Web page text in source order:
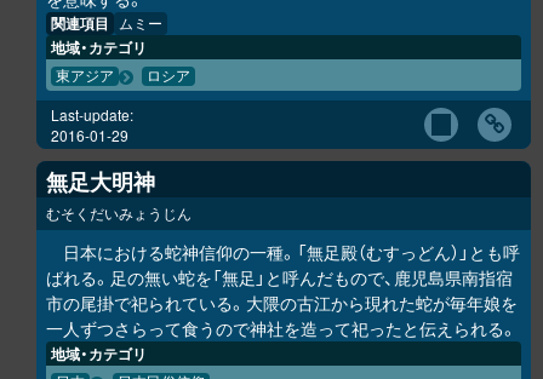
関連項目 ムミー
地域・カテゴリ
東アジア ロシア
Last-update:
2016-01-29
無足大明神
むそくだいみょうじん
日本における蛇神信仰の一種。「無足殿（むすっどん）」とも呼
ばれる。足の無い蛇を「無足」と呼んだもので、鹿児島県南指宿
市の尾掛で祀られている。大隈の古江から現れた蛇が毎年娘を
一人ずつさらって食うので神社を造って祀ったと伝えられる。
地域・カテゴリ